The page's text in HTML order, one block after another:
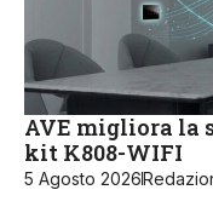
AVE migliora la
kit K808-WIFI
5 Agosto 2026